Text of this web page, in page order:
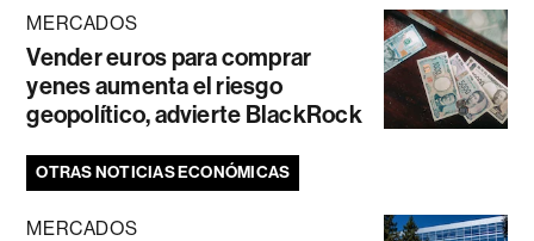
MERCADOS
Vender euros para comprar
yenes aumenta el riesgo
geopolítico, advierte BlackRock
OTRAS NOTICIAS ECONÓMICAS
MERCADOS